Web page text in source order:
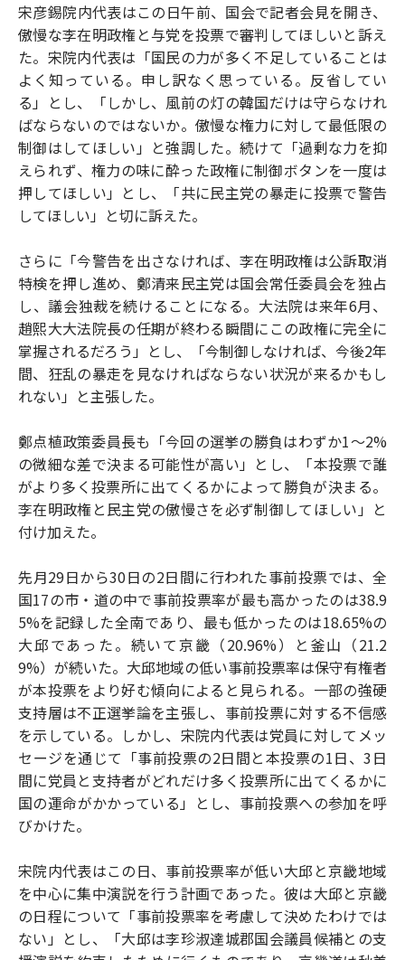
宋彦錫院内代表はこの日午前、国会で記者会見を開き、
傲慢な李在明政権と与党を投票で審判してほしいと訴え
た。宋院内代表は「国民の力が多く不足していることは
よく知っている。申し訳なく思っている。反省してい
る」とし、「しかし、風前の灯の韓国だけは守らなけれ
ばならないのではないか。傲慢な権力に対して最低限の
制御はしてほしい」と強調した。続けて「過剰な力を抑
えられず、権力の味に酔った政権に制御ボタンを一度は
押してほしい」とし、「共に民主党の暴走に投票で警告
してほしい」と切に訴えた。
さらに「今警告を出さなければ、李在明政権は公訴取消
特検を押し進め、鄭清来民主党は国会常任委員会を独占
し、議会独裁を続けることになる。大法院は来年6月、
趙熙大大法院長の任期が終わる瞬間にこの政権に完全に
掌握されるだろう」とし、「今制御しなければ、今後2年
間、狂乱の暴走を見なければならない状況が来るかもし
れない」と主張した。
鄭点植政策委員長も「今回の選挙の勝負はわずか1〜2%
の微細な差で決まる可能性が高い」とし、「本投票で誰
がより多く投票所に出てくるかによって勝負が決まる。
李在明政権と民主党の傲慢さを必ず制御してほしい」と
付け加えた。
先月29日から30日の2日間に行われた事前投票では、全
国17の市・道の中で事前投票率が最も高かったのは38.9
5%を記録した全南であり、最も低かったのは18.65%の
大邱であった。続いて京畿（20.96%）と釜山（21.2
9%）が続いた。大邱地域の低い事前投票率は保守有権者
が本投票をより好む傾向によると見られる。一部の強硬
支持層は不正選挙論を主張し、事前投票に対する不信感
を示している。しかし、宋院内代表は党員に対してメッ
セージを通じて「事前投票の2日間と本投票の1日、3日
間に党員と支持者がどれだけ多く投票所に出てくるかに
国の運命がかかっている」とし、事前投票への参加を呼
びかけた。
宋院内代表はこの日、事前投票率が低い大邱と京畿地域
を中心に集中演説を行う計画であった。彼は大邱と京畿
の日程について「事前投票率を考慮して決めたわけでは
ない」とし、「大邱は李珍淑達城郡国会議員候補との支